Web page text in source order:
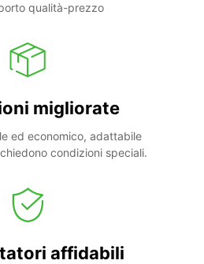
qualità-prezzo
migliorate
ed economico, adattabile
condizioni speciali.
affidabili